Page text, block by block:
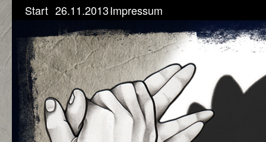
Start 26.11.2013Impressum